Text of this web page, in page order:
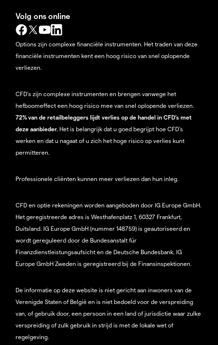
Volg ons online
Options zijn complexe financiële instrumenten. Het traden van deze
financiële instrumenten kent een hoog risico van snel oplopende
verliezen.
CFD’s zijn complexe instrumenten en brengen vanwege het
hefboomeffect een hoog risico mee van snel oplopende verliezen.
72% van de retailbeleggers lijdt verlies op de handel in CFD’s met
deze aanbieder. Het is belangrijk dat u goed begrijpt hoe CFD's
werken en dat u nagaat of u zich het hoge risico op verlies kunt
permitteren.
Professionele cliënten kunnen meer verliezen dan hun inleg.
CFD en optie rekeningen worden aangeboden door IG Europe GmbH.
Het geregistreerde adres is Westhafenplatz 1, 60327 Frankfurt,
Duitsland. IG Europe GmbH (nummer 148759) is geautoriseerd en
wordt gereguleerd door de Bundesanstalt für
Finanzdienstleistungsaufsicht en de Deutsche Bundesbank. IG
Europe GmbH Zweden is geregistreerd bij de Finansinspektionen.
De informatie op deze website is niet gericht aan inwoners van de
Verenigde Staten of België en is niet bedoeld voor de verspreiding
van, of gebruik door, een persoon in een land of jurisdictie waar zulke
verspreiding of zulk gebruik in strijd is met de lokale wet of
regelgeving.